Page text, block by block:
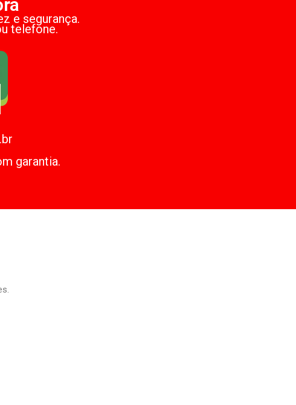
e segurança.
telefone.
garantia.